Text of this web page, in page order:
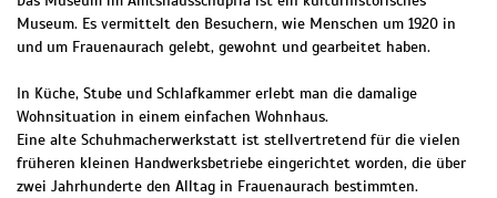
Museum. Es vermittelt den Besuchern, wie Menschen um 1920 in
und um Frauenaurach gelebt, gewohnt und gearbeitet haben.
In Küche, Stube und Schlafkammer erlebt man die damalige
Wohnsituation in einem einfachen Wohnhaus.
Eine alte Schuhmacherwerkstatt ist stellvertretend für die vielen
früheren kleinen Handwerksbetriebe eingerichtet worden, die über
zwei Jahrhunderte den Alltag in Frauenaurach bestimmten.